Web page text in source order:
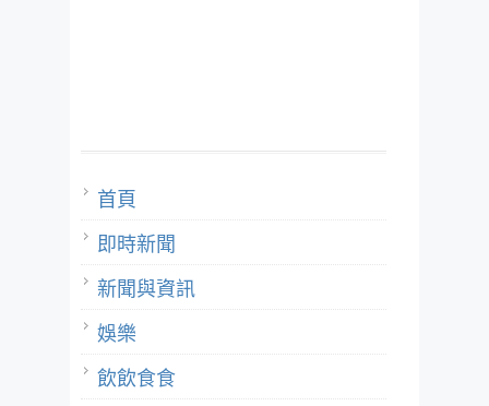
首頁
即時新聞
新聞與資訊
娛樂
飲飲食食